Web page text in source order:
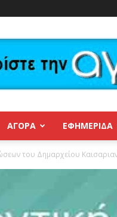
ΑΓΟΡΑ ΕΦΗΜΕΡΊΔΑ
του Δημαρχείου